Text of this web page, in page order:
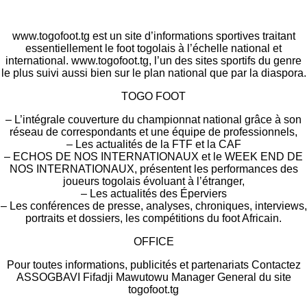
www.togofoot.tg est un site d’informations sportives traitant
essentiellement le foot togolais à l’échelle national et
international. www.togofoot.tg, l’un des sites sportifs du genre
le plus suivi aussi bien sur le plan national que par la diaspora.
TOGO FOOT
– L’intégrale couverture du championnat national grâce à son
réseau de correspondants et une équipe de professionnels,
– Les actualités de la FTF et la CAF
– ECHOS DE NOS INTERNATIONAUX et le WEEK END DE
NOS INTERNATIONAUX, présentent les performances des
joueurs togolais évoluant à l’étranger,
– Les actualités des Éperviers
– Les conférences de presse, analyses, chroniques, interviews,
portraits et dossiers, les compétitions du foot Africain.
OFFICE
Pour toutes informations, publicités et partenariats Contactez
ASSOGBAVI Fifadji Mawutowu Manager General du site
togofoot.tg